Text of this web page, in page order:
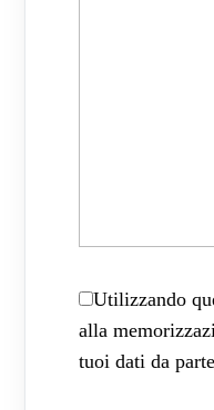
Utilizzando
alla
tuoi dati da